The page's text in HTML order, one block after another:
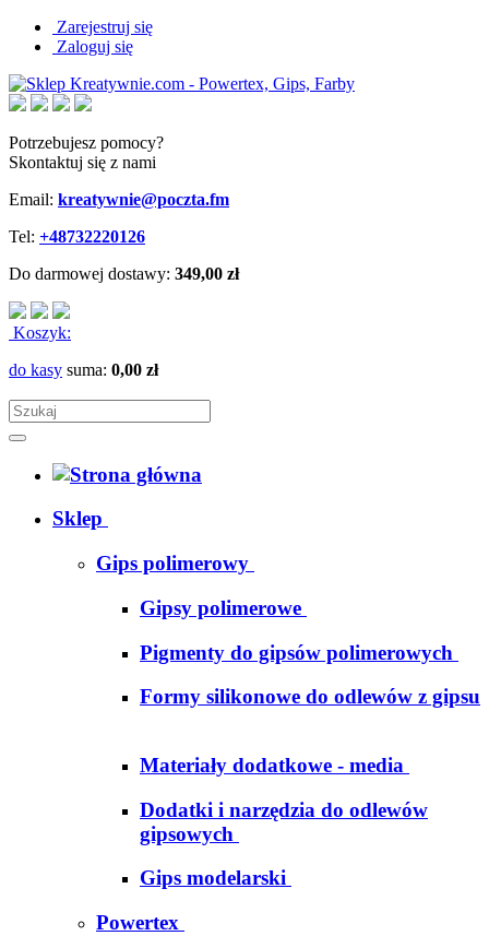
Zarejestruj się
Zaloguj się
Potrzebujesz pomocy?
Skontaktuj się z nami
Email: kreatywnie@poczta.fm
Tel: +48732220126
Do darmowej dostawy: 349,00 zł
Koszyk:
do kasy suma: 0,00 zł
Sklep
Gips polimerowy
Gipsy polimerowe
Pigmenty do gipsów polimerowych
Formy silikonowe do odlewów z gipsu
Materiały dodatkowe - media
Dodatki i narzędzia do odlewów
gipsowych
Gips modelarski
Powertex